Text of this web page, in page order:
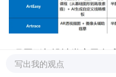
5月图形与设计类应用全
画学习App功能对比及其
写出我的观点